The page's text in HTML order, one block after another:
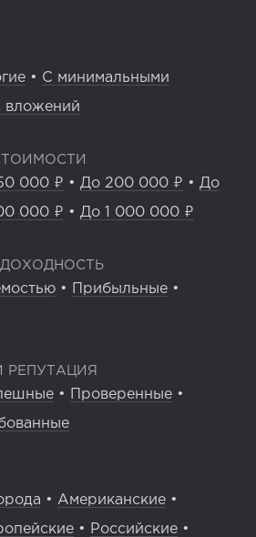
• С минимальными
вложений
000 ₽ • До 200 000 ₽ • До
000 ₽ • До 1 000 000 ₽
• Прибыльные •
РЕПУТАЦИЯ
• Проверенные •
• Американские •
• Российские •